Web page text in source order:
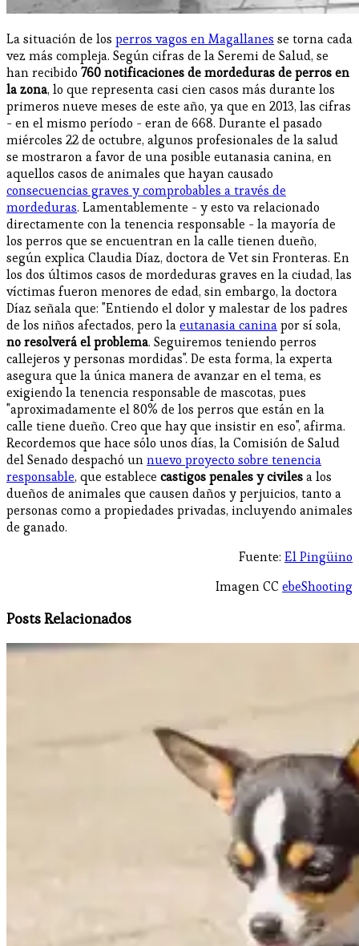
La situación de los perros vagos en Magallanes se torna cada
vez más compleja. Según cifras de la Seremi de Salud, se
han recibido 760 notificaciones de mordeduras de perros en
la zona, lo que representa casi cien casos más durante los
primeros nueve meses de este año, ya que en 2013, las cifras
- en el mismo período - eran de 668. Durante el pasado
miércoles 22 de octubre, algunos profesionales de la salud
se mostraron a favor de una posible eutanasia canina, en
aquellos casos de animales que hayan causado
consecuencias graves y comprobables a través de
mordeduras. Lamentablemente - y esto va relacionado
directamente con la tenencia responsable - la mayoría de
los perros que se encuentran en la calle tienen dueño,
según explica Claudia Díaz, doctora de Vet sin Fronteras. En
los dos últimos casos de mordeduras graves en la ciudad, las
víctimas fueron menores de edad, sin embargo, la doctora
Díaz señala que: "Entiendo el dolor y malestar de los padres
de los niños afectados, pero laeutanasia caninapor sí sola,
no resolverá el problema. Seguiremos teniendo perros
callejeros y personas mordidas". De esta forma, la experta
asegura que la única manera de avanzar en el tema, es
exigiendo la tenencia responsable de mascotas, pues
"aproximadamente el 80% de los perros que están en la
calle tiene dueño. Creo que hay que insistir en eso", afirma.
Recordemos que hace sólo unos días, la Comisión de Salud
del Senado despachó unnuevo proyecto sobre tenencia
responsable, que establece castigos penales y civilesa los
dueños de animales que causen daños y perjuicios, tanto a
personas como a propiedades privadas, incluyendo animales
de ganado.
Fuente: El Pingüino
Imagen CC ebeShooting
Posts Relacionados